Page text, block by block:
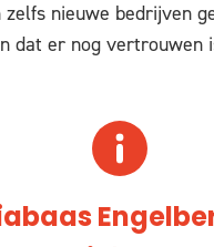
zelfs nieuwe bedrijven
dat er nog vertrouwen